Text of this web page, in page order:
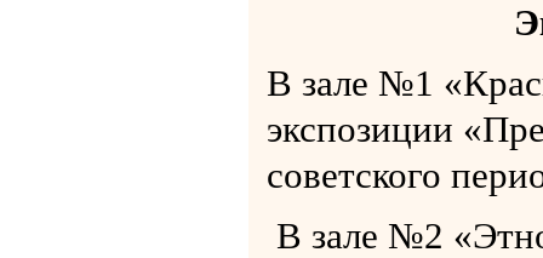
В зале №1
экспозиции
советского
В зале №2